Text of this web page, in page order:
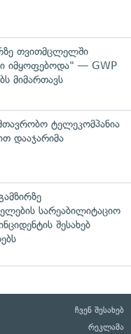
თვითმცლელში
იმყოფებოდა" — GWP
მიმართავს
ტელეკომპანია
დააჯარიმა
სარეაბილიტაციო
შესახებ
ჩვენ შესახებ
რეკლამა